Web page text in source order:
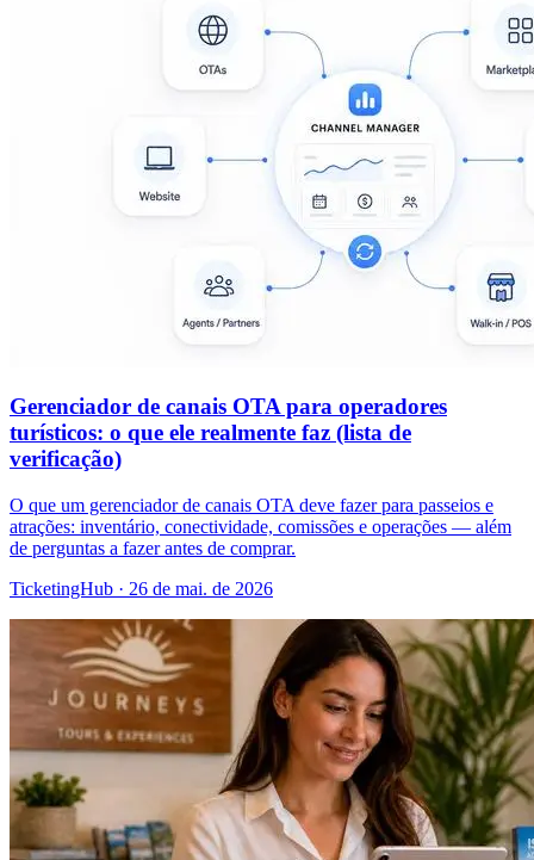
Gerenciador de canais OTA para operadores
turísticos: o que ele realmente faz (lista de
verificação)
O que um gerenciador de canais OTA deve fazer para passeios e
atrações: inventário, conectividade, comissões e operações — além
de perguntas a fazer antes de comprar.
TicketingHub · 26 de mai. de 2026